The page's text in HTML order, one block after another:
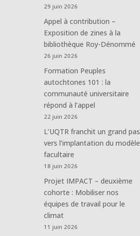
29 juin 2026
Appel à contribution –
Exposition de zines à la
bibliothèque Roy-Dénommé
26 juin 2026
Formation Peuples
autochtones 101 : la
communauté universitaire
répond à l’appel
22 juin 2026
L’UQTR franchit un grand pas
vers l’implantation du modèle
facultaire
18 juin 2026
Projet IMPACT – deuxième
cohorte : Mobiliser nos
équipes de travail pour le
climat
11 juin 2026